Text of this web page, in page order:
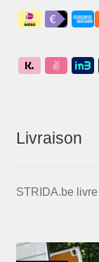
Livraison
STRIDA.be